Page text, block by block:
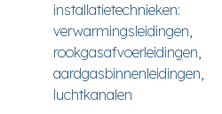
installatietechnieken:
verwarmingsleidingen,
rookgasafvoerleidingen,
aardgasbinnenleidingen,
luchtkanalen